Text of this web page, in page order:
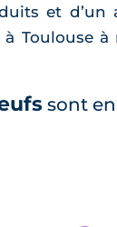
et
Toulouse
sont